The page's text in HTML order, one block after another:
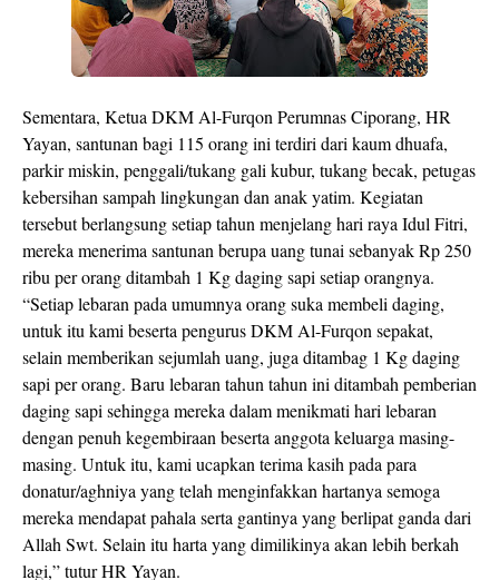
Sementara, Ketua DKM Al-Furqon Perumnas Ciporang, HR
Yayan, santunan bagi 115 orang ini terdiri dari kaum dhuafa,
parkir miskin, penggali/tukang gali kubur, tukang becak, petugas
kebersihan sampah lingkungan dan anak yatim. Kegiatan
tersebut berlangsung setiap tahun menjelang hari raya Idul Fitri,
mereka menerima santunan berupa uang tunai sebanyak Rp 250
ribu per orang ditambah 1 Kg daging sapi setiap orangnya.
“Setiap lebaran pada umumnya orang suka membeli daging,
untuk itu kami beserta pengurus DKM Al-Furqon sepakat,
selain memberikan sejumlah uang, juga ditambag 1 Kg daging
sapi per orang. Baru lebaran tahun tahun ini ditambah pemberian
daging sapi sehingga mereka dalam menikmati hari lebaran
dengan penuh kegembiraan beserta anggota keluarga masing-
masing. Untuk itu, kami ucapkan terima kasih pada para
donatur/aghniya yang telah menginfakkan hartanya semoga
mereka mendapat pahala serta gantinya yang berlipat ganda dari
Allah Swt. Selain itu harta yang dimilikinya akan lebih berkah
lagi,” tutur HR Yayan.